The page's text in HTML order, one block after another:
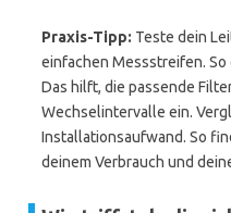
Praxis-Tipp: Teste dein
einfachen Messstreifen.
Das hilft, die passende
Wechselintervalle ein.
Installationsaufwand. So
deinem Verbrauch und